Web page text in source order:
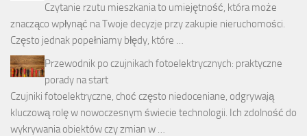
Czytanie rzutu mieszkania to umiejętność, która może
znacząco wpłynąć na Twoje decyzje przy zakupie nieruchomości.
Często jednak popełniamy błędy, które …
Przewodnik po czujnikach fotoelektrycznych: praktyczne
porady na start
Czujniki fotoelektryczne, choć często niedoceniane, odgrywają
kluczową rolę w nowoczesnym świecie technologii. Ich zdolność do
wykrywania obiektów czy zmian w …